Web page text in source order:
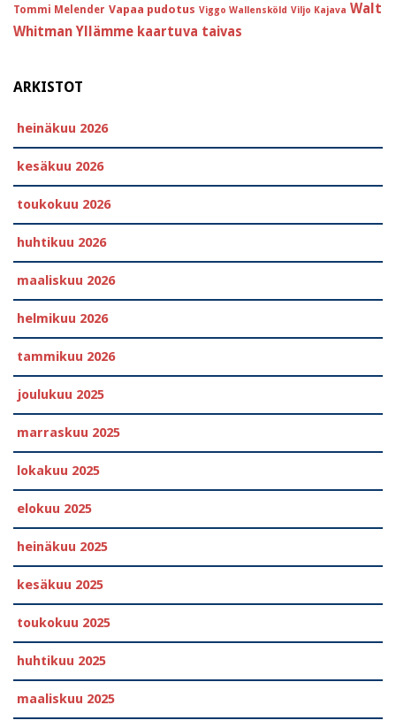
Tommi Melender Vapaa pudotus Viggo Wallensköld Viljo Kajava Walt
Whitman Yllämme kaartuva taivas
ARKISTOT
heinäkuu 2026
kesäkuu 2026
toukokuu 2026
huhtikuu 2026
maaliskuu 2026
helmikuu 2026
tammikuu 2026
joulukuu 2025
marraskuu 2025
lokakuu 2025
elokuu 2025
heinäkuu 2025
kesäkuu 2025
toukokuu 2025
huhtikuu 2025
maaliskuu 2025